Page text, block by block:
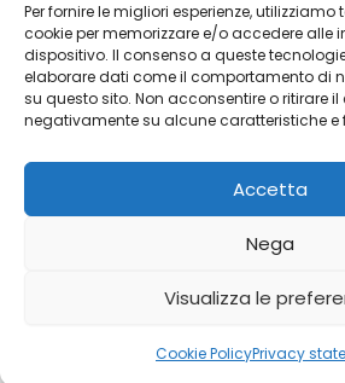
Per fornire le migliori esperienze,
cookie per memorizzare e/o accedere alle
dispositivo. Il consenso a queste
elaborare dati come il comportamento di
su questo sito. Non acconsentire o ritirare
negativamente su alcune caratteristiche e
Accetta
Nega
Visualizza le
Cookie PolicyPrivacy
free-time-activities.com
di Luca Lafranchi
Via ai Saleggi 11
Tel.: +41 78 886 89 78
Copyright © 2026 free-time-